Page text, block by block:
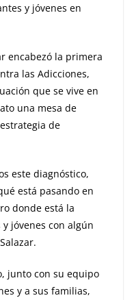
y jóvenes en
encabezó la primera
las Adicciones,
que se vive en
una mesa de
de
este diagnóstico,
está pasando en
donde está la
jóvenes con algún
junto con su equipo
y a sus familias,